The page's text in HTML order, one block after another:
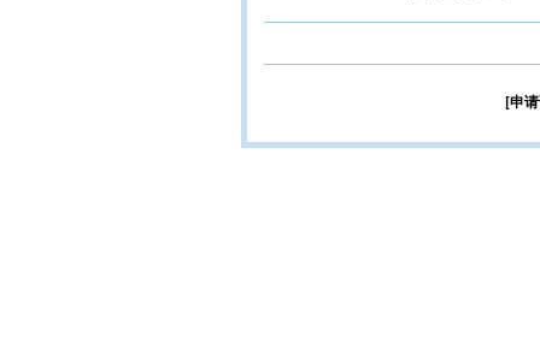
[申